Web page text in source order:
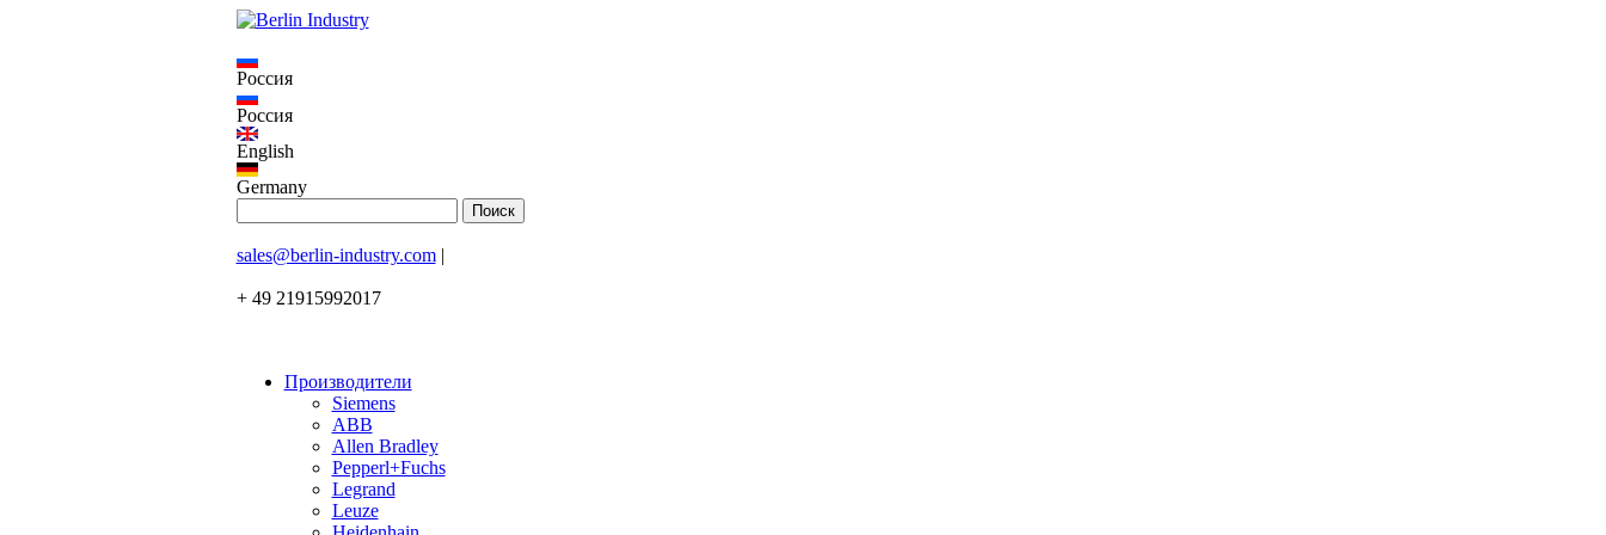
Россия
Россия
English
Germany
sales@berlin-industry.com|
+ 49 21915992017
Производители
Siemens
ABB
Allen Bradley
Pepperl+Fuchs
Legrand
Leuze